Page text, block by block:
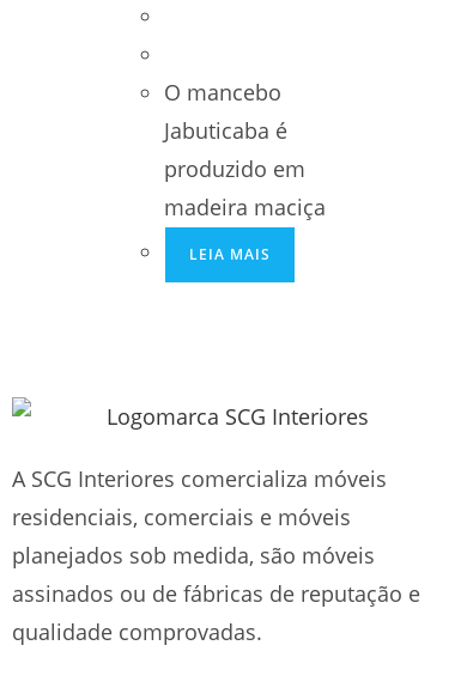
O mancebo
Jabuticaba é
produzido em
madeira maciça
LEIA MAIS
A SCG Interiores comercializa móveis
residenciais, comerciais e móveis
planejados sob medida, são móveis
assinados ou de fábricas de reputação e
qualidade comprovadas.